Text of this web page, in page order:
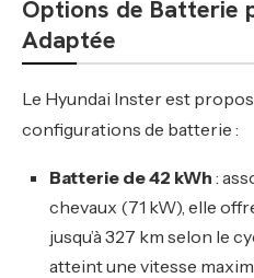
Options de Batterie
Adaptée
Le Hyundai Inster est
configurations de batterie :
Batterie de 42 kWh :
chevaux (71 kW), elle
jusqu’à 327 km selon le
atteint une vitesse